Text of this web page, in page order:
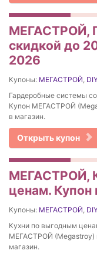
МЕГАСТРОЙ,
скидкой до
2026
Купоны: МЕГАСТРОЙ,
Гардеробные системы
Купон МЕГАСТРОЙ
в магазин.
Открыть купон
МЕГАСТРОЙ,
ценам. Купон
Купоны: МЕГАСТРОЙ,
Кухни по выгодным
МЕГАСТРОЙ (Megastroy)
магазин.